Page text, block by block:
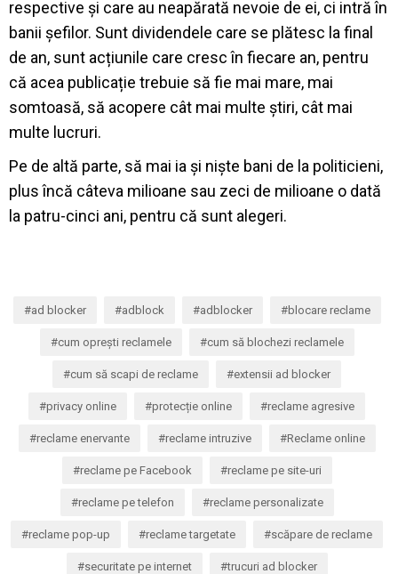
respective și care au neapărată nevoie de ei, ci intră în
banii șefilor. Sunt dividendele care se plătesc la final
de an, sunt acțiunile care cresc în fiecare an, pentru
că acea publicație trebuie să fie mai mare, mai
somtoasă, să acopere cât mai multe știri, cât mai
multe lucruri.
Pe de altă parte, să mai ia și niște bani de la politicieni,
plus încă câteva milioane sau zeci de milioane o dată
la patru-cinci ani, pentru că sunt alegeri.
ad blocker adblock adblocker blocare reclame
cum oprești reclamele cum să blochezi reclamele
cum să scapi de reclame extensii ad blocker
privacy online protecție online reclame agresive
reclame enervante reclame intruzive Reclame online
reclame pe Facebook reclame pe site-uri
reclame pe telefon reclame personalizate
reclame pop-up reclame targetate scăpare de reclame
securitate pe internet trucuri ad blocker